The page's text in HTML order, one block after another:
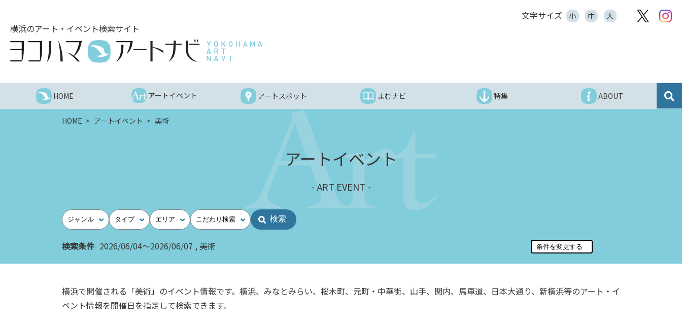
へ
文字サイズ 小 中 大
横浜のアート・イベント検索サイト
HOME アートイベント アートスポット よむナビ 特集 ABOUT
HOME アートイベント 美術
アートイベント
ART EVENT
ジャンル タイプ エリア こだわり検索
検索条件 2026/06/04～2026/06/07 美術
横浜で開催される「美術」のイベント情報です。横浜、みなとみらい、桜木町、元町・中華街、山手、関内、馬車道、日本大通り、新横浜等のアート・イ
ベント情報を開催日を指定して検索できます。